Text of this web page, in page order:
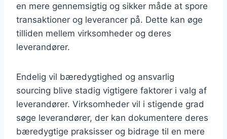
en mere gennemsigtig og sikker måde at spore
transaktioner og leverancer på. Dette kan øge
tilliden mellem virksomheder og deres
leverandører.
Endelig vil bæredygtighed og ansvarlig
sourcing blive stadig vigtigere faktorer i valg af
leverandører. Virksomheder vil i stigende grad
søge leverandører, der kan dokumentere deres
bæredygtige praksisser og bidrage til en mere